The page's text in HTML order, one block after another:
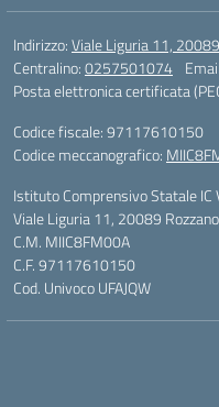
Indirizzo:Viale Liguria 11,
Centralino:0257501074
Posta elettronica certificata
Codice fiscale: 97117610150
Codice meccanografico:
Istituto Comprensivo Statale IC
Viale Liguria 11, 20089
C.M. MIIC8FM00A
C.F. 97117610150
Cod. Univoco UFAJQW